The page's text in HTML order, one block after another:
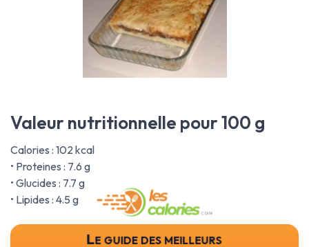
Valeur nutritionnelle pour 100 g
Calories : 102 kcal
• Proteines : 7.6 g
• Glucides : 7.7 g
• Lipides : 4.5 g
Le guide des meilleurs